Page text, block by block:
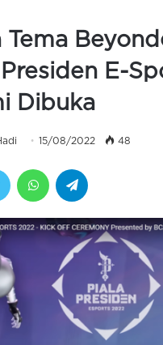
Tema
Presiden E-
Dibuka
15/08/2022 48
Twitter WhatsApp